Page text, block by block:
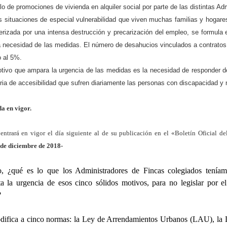
de promociones de vivienda en alquiler social por parte de las distintas
de especial vulnerabilidad que viven muchas familias y
por una intensa destrucción y precarización del empleo, se
necesidad de las medidas. El número de desahucios vinculados a
al 5%.
que ampara la urgencia de las medidas es la necesidad de responder
de accesibilidad que sufren diariamente las personas con discapacidad y
en vigor.
en vigor el día siguiente al de su publicación en el «Boletín Oficial
diciembre de 2018-
¿qué es lo que los Administradores de Fincas colegiados
la urgencia de esos cinco sólidos motivos, para no legislar por
a cinco normas: la Ley de Arrendamientos Urbanos (LAU), la